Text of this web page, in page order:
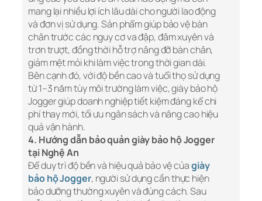
mang lại nhiều lợi ích lâu dài cho người lao động
và đơn vị sử dụng. Sản phẩm giúp bảo vệ bàn
chân trước các nguy cơ va đập, đâm xuyên và
trơn trượt, đồng thời hỗ trợ nâng đỡ bàn chân,
giảm mệt mỏi khi làm việc trong thời gian dài.
Bên cạnh đó, với độ bền cao và tuổi thọ sử dụng
từ 1–3 năm tùy môi trường làm việc, giày bảo hộ
Jogger giúp doanh nghiệp tiết kiệm đáng kể chi
phí thay mới, tối ưu ngân sách và nâng cao hiệu
quả vận hành.
4. Hướng dẫn bảo quản giày bảo hộ Jogger
tại Nghệ An
Để duy trì độ bền và hiệu quả bảo vệ củagiày
bảo hộ Jogger, người sử dụng cần thực hiện
bảo dưỡng thường xuyên và đúng cách. Sau